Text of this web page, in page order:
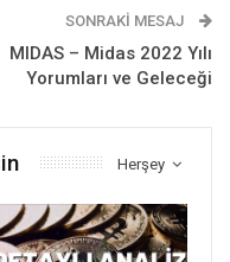
SONRAKI MESAJ
MIDAS – Midas 2022 Yılı
Yorumları ve Geleceği
Herşey